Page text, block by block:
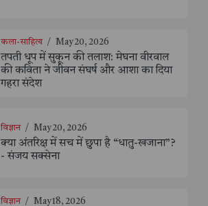
कला-साहित्य / May 20, 2026
तपती धूप में सुकून की तलाश: मेघना वीरवाल
की कविता ने जीवन संघर्ष और आशा का दिया
गहरा संदेश
विज्ञान / May 20, 2026
क्या अंतरिक्ष में सच में छुपा है “धातु-खजाना”?
- संजय सक्सेना
विज्ञान / May 18, 2026